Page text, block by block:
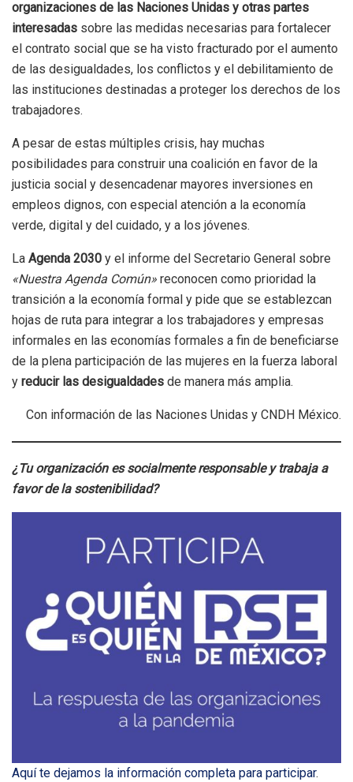
organizaciones de las Naciones Unidas y otras partes
interesadas sobre las medidas necesarias para fortalecer
el contrato social que se ha visto fracturado por el aumento
de las desigualdades, los conflictos y el debilitamiento de
las instituciones destinadas a proteger los derechos de los
trabajadores.
A pesar de estas múltiples crisis, hay muchas
posibilidades para construir una coalición en favor de la
justicia social y desencadenar mayores inversiones en
empleos dignos, con especial atención a la economía
verde, digital y del cuidado, y a los jóvenes.
La Agenda 2030 y el informe del Secretario General sobre
«Nuestra Agenda Común» reconocen como prioridad la
transición a la economía formal y pide que se establezcan
hojas de ruta para integrar a los trabajadores y empresas
informales en las economías formales a fin de beneficiarse
de la plena participación de las mujeres en la fuerza laboral
y reducir las desigualdades de manera más amplia.
Con información de las Naciones Unidas y CNDH México.
¿Tu organización es socialmente responsable y trabaja a
favor de la sostenibilidad?
Aquí te dejamos la información completa para participar.